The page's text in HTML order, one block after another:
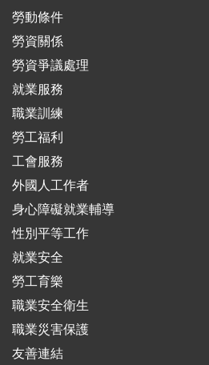
勞動條件
勞資關係
勞資爭議處理
就業服務
職業訓練
勞工福利
工會服務
外國人工作者
身心障礙就業輔導
性別平等工作
就業安全
勞工育樂
職業安全衛生
職業災害保護
友善連結